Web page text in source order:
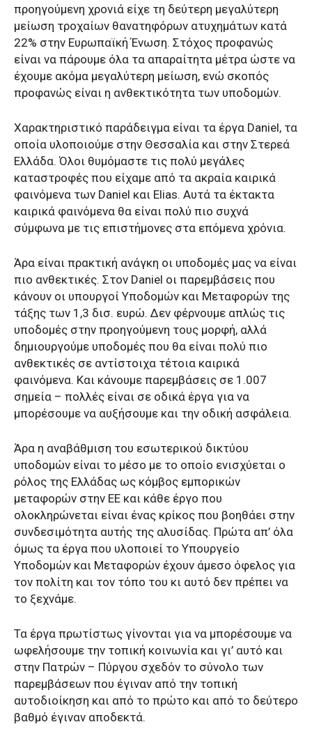
προηγούμενη χρονιά είχε τη δεύτερη μεγαλύτερη
μείωση τροχαίων θανατηφόρων ατυχημάτων κατά
22% στην Ευρωπαϊκή Ένωση. Στόχος προφανώς
είναι να πάρουμε όλα τα απαραίτητα μέτρα ώστε να
έχουμε ακόμα μεγαλύτερη μείωση, ενώ σκοπός
προφανώς είναι η ανθεκτικότητα των υποδομών.
Χαρακτηριστικό παράδειγμα είναι τα έργα Daniel, τα
οποία υλοποιούμε στην Θεσσαλία και στην Στερεά
Ελλάδα. Όλοι θυμόμαστε τις πολύ μεγάλες
καταστροφές που είχαμε από τα ακραία καιρικά
φαινόμενα των Daniel και Elias. Αυτά τα έκτακτα
καιρικά φαινόμενα θα είναι πολύ πιο συχνά
σύμφωνα με τις επιστήμονες στα επόμενα χρόνια.
Άρα είναι πρακτική ανάγκη οι υποδομές μας να είναι
πιο ανθεκτικές. Στον Daniel οι παρεμβάσεις που
κάνουν οι υπουργοί Υποδομών και Μεταφορών της
τάξης των 1,3 δισ. ευρώ. Δεν φέρνουμε απλώς τις
υποδομές στην προηγούμενη τους μορφή, αλλά
δημιουργούμε υποδομές που θα είναι πολύ πιο
ανθεκτικές σε αντίστοιχα τέτοια καιρικά
φαινόμενα. Και κάνουμε παρεμβάσεις σε 1.007
σημεία – πολλές είναι σε οδικά έργα για να
μπορέσουμε να αυξήσουμε και την οδική ασφάλεια.
Άρα η αναβάθμιση του εσωτερικού δικτύου
υποδομών είναι το μέσο με το οποίο ενισχύεται ο
ρόλος της Ελλάδας ως κόμβος εμπορικών
μεταφορών στην ΕΕ και κάθε έργο που
ολοκληρώνεται είναι ένας κρίκος που βοηθάει στην
συνδεσιμότητα αυτής της αλυσίδας. Πρώτα απ’ όλα
όμως τα έργα που υλοποιεί το Υπουργείο
Υποδομών και Μεταφορών έχουν άμεσο όφελος για
τον πολίτη και τον τόπο του κι αυτό δεν πρέπει να
το ξεχνάμε.
Τα έργα πρωτίστως γίνονται για να μπορέσουμε να
ωφελήσουμε την τοπική κοινωνία και γι’ αυτό και
στην Πατρών – Πύργου σχεδόν το σύνολο των
παρεμβάσεων που έγιναν από την τοπική
αυτοδιοίκηση και από το πρώτο και από το δεύτερο
βαθμό έγιναν αποδεκτά.